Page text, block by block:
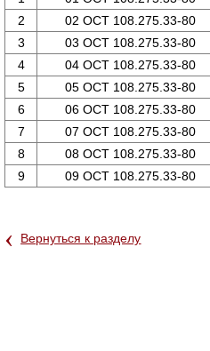
2
02 ОСТ 108.275.33-80
3
03 ОСТ 108.275.33-80
4
04 ОСТ 108.275.33-80
5
05 ОСТ 108.275.33-80
6
06 ОСТ 108.275.33-80
7
07 ОСТ 108.275.33-80
8
08 ОСТ 108.275.33-80
9
09 ОСТ 108.275.33-80
‹ Вернуться к разделу